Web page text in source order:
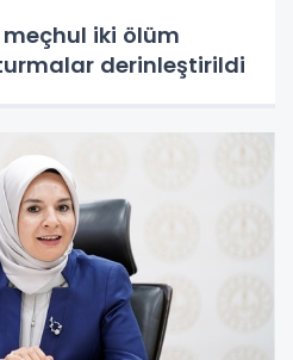
meçhul iki ölüm
derinleştirildi